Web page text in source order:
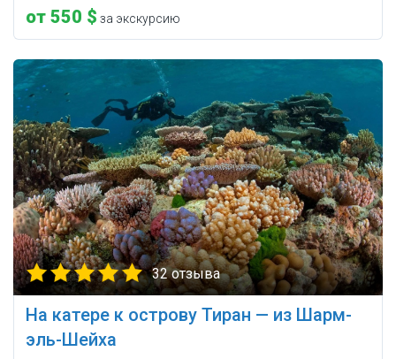
от 550 $ за экскурсию
32 отзыва
На катере к острову Тиран — из Шарм-
эль-Шейха